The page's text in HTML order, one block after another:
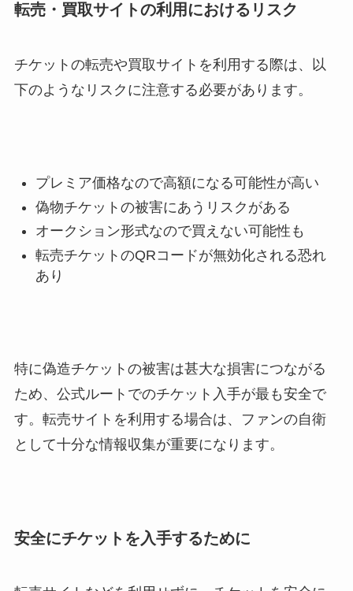
転売・買取サイトの利用におけるリスク
チケットの転売や買取サイトを利用する際は、以
下のようなリスクに注意する必要があります。
プレミア価格なので高額になる可能性が高い
偽物チケットの被害にあうリスクがある
オークション形式なので買えない可能性も
転売チケットのQRコードが無効化される恐れ
あり
特に偽造チケットの被害は甚大な損害につながる
ため、公式ルートでのチケット入手が最も安全で
す。転売サイトを利用する場合は、ファンの自衛
として十分な情報収集が重要になります。
安全にチケットを入手するために